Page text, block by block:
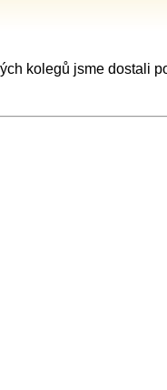
kolegů jsme dostali